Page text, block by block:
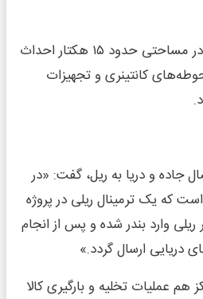
وی اعلام کرد که این مرکز در مساحتی حدود ۱۵ هکتار احداث
کانتینری و تجهیزات
جاده و دریا به ریل، گفت: «در
که یک ترمینال ریلی در پروژه
ریلی وارد بندر شده و پس از انجام
دریایی ارسال گردد.»
هم عملیات تخلیه و بارگیری کالا